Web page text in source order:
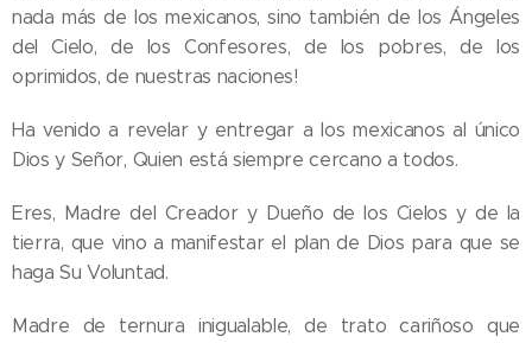
nada más de los mexicanos, sino también de los Ángeles
del Cielo, de los Confesores, de los pobres, de los
oprimidos, de nuestras naciones!
Ha venido a revelar y entregar a los mexicanos al único
Dios y Señor, Quien está siempre cercano a todos.
Eres, Madre del Creador y Dueño de los Cielos y de la
tierra, que vino a manifestar el plan de Dios para que se
haga Su Voluntad.
Madre de ternura inigualable, de trato cariñoso que